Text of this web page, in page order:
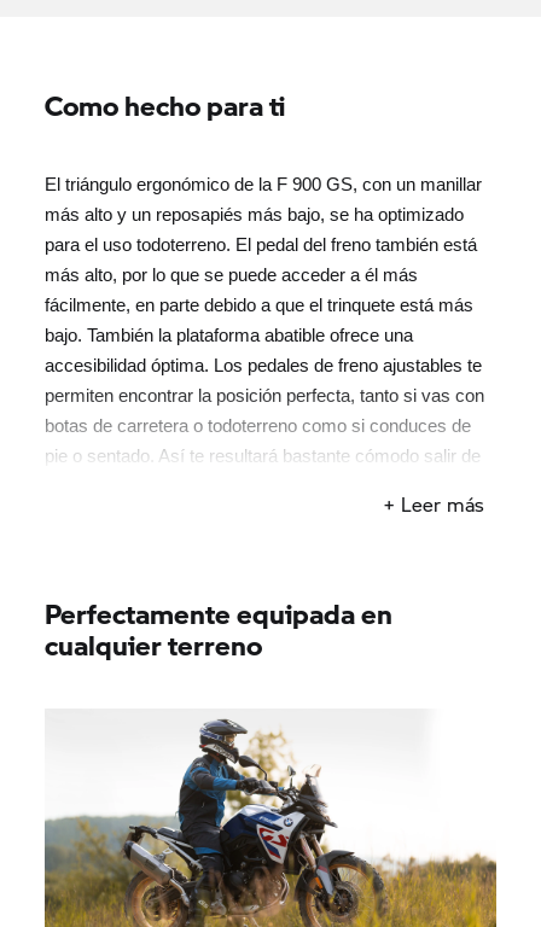
Como hecho para ti
El triángulo ergonómico de la F 900 GS, con un manillar
más alto y un reposapiés más bajo, se ha optimizado
para el uso todoterreno. El pedal del freno también está
más alto, por lo que se puede acceder a él más
fácilmente, en parte debido a que el trinquete está más
bajo. También la plataforma abatible ofrece una
accesibilidad óptima. Los pedales de freno ajustables te
permiten encontrar la posición perfecta, tanto si vas con
botas de carretera o todoterreno como si conduces de
pie o sentado. Así te resultará bastante cómodo salir de
+ Leer más
Perfectamente equipada en
cualquier terreno